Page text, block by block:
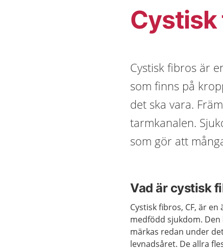
Cystisk fibros är
som finns på
det ska vara.
tarmkanalen.
som gör att
Vad är cystisk
Cystisk fibros, CF, är en
medfödd sjukdom.
märkas redan under
levnadsåret. De allra